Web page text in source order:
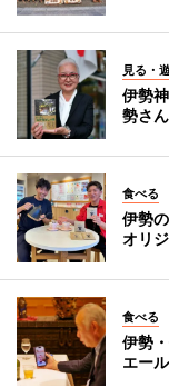
見る・
伊勢
勢さ
食べる
伊勢
オリ
食べる
伊勢
エー